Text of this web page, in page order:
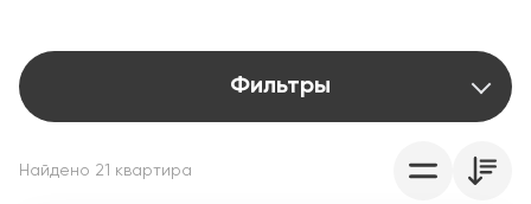
Фильтры
Найдено 21 квартира